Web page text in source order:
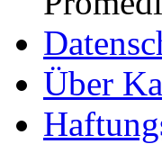
Über